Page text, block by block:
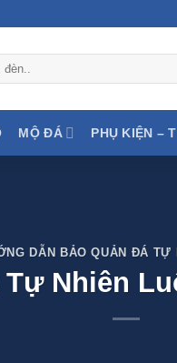
MỘ ĐÁ PHỤ KIỆN –
DẪN BẢO QUẢN ĐÁ TỰ
Nhiên